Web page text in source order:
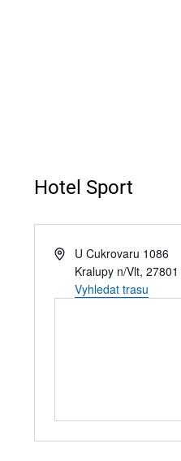
Hotel Sport
AdresaU Cukrovaru 1086
Kralupy n/Vlt, 27801
Vyhledat trasu